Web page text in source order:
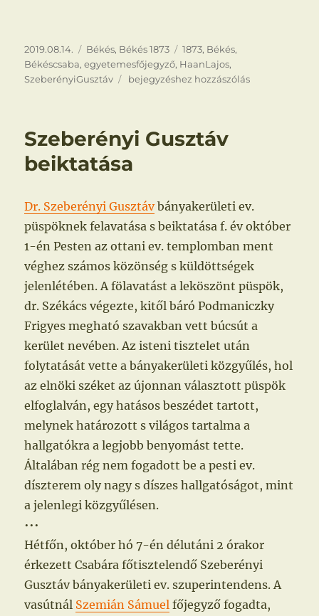
Közzétéve
2019.08.14. Kategória
Békés, Békés 1873 Címke
1873, Békés,
Békéscsaba,egyetemesfőjegyző, HaanLajos,
SzeberényiGusztáv
Haan
bejegyzéshez hozzászólás
Szeberényi Gusztáv
beiktatása
Dr. Szeberényi Gusztávbányakerületi ev.
püspöknek felavatása s beiktatása f. év október
1-én Pesten az ottani ev. templomban ment
véghez számos közönség s küldöttségek
jelenlétében. A fölavatást a leköszönt püspök,
dr. Székács végezte, kitől báró Podmaniczky
Frigyes megható szavakban vett búcsút a
kerület nevében. Az isteni tisztelet után
folytatását vette a bányakerületi közgyűlés, hol
az elnöki széket az újonnan választott püspök
elfoglalván, egy hatásos beszédet tartott,
melynek határozott s világos tartalma a
hallgatókra a legjobb benyomást tette.
Általában rég nem fogadott be a pesti ev.
díszterem oly nagy s díszes hallgatóságot, mint
a jelenlegi közgyűlésen.
•••
Hétfőn, október hó 7-én délutáni 2 órakor
érkezett Csabára főtisztelendő Szeberényi
Gusztáv bányakerületi ev. szuperintendens. A
vasútnál Szemián Sámuel főjegyző fogadta,